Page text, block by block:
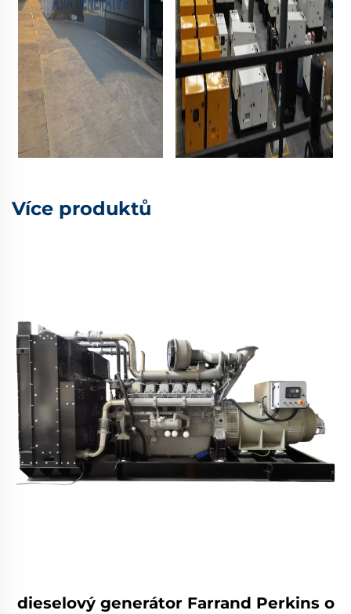
Více produktů
dieselový generátor Farrand Perkins o